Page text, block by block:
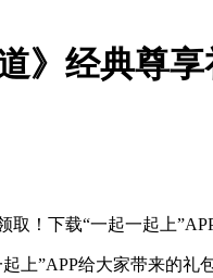
》经典尊享
！下载“一起一起上
上”APP给大家带来的礼